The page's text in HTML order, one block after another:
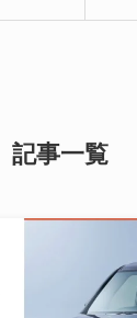
記事一覧